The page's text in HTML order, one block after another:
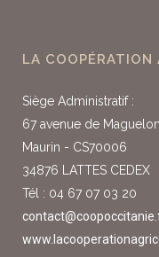
LA COOPÉRATION
Siège Administratif :
67 avenue de
Maurin - CS70006
34876 LATTES CEDEX
Tél : 04 67 07 03 20